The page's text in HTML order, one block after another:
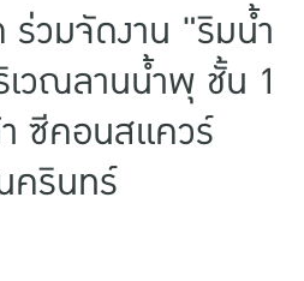
อายุ
คุณ
ร่วมจัดงาน "ริมน้ำ
วณลานน้ำพุ ชั้น 1
ซีคอนสแควร์
ครินทร์